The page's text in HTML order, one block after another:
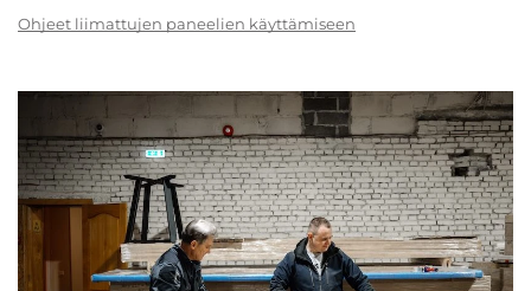
Ohjeet liimattujen paneelien käyttämiseen